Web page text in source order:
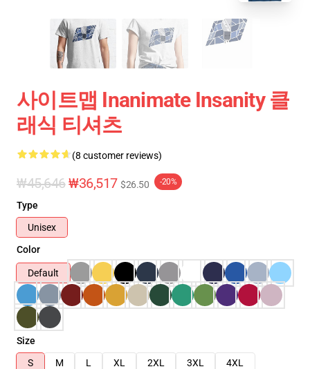
사이트맵 Inanimate Insanity 클
래식 티셔츠
(8 customer reviews)
₩45,646₩36,517 $26.50 -20%
Type
Unisex
Color
Default
Size
S
M L XL 2XL 3XL
4XL